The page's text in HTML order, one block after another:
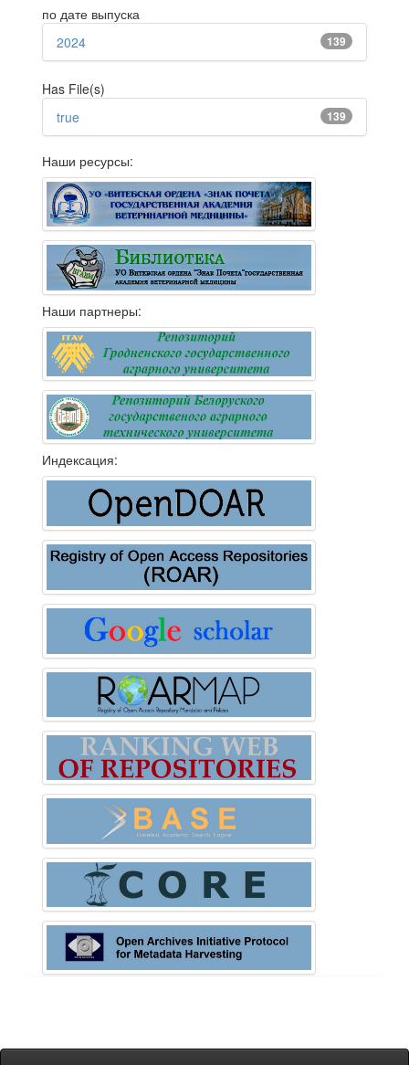
по дате выпуска
139
2024
Has File(s)
139
true
Наши ресурсы:
Наши партнеры:
Индексация: